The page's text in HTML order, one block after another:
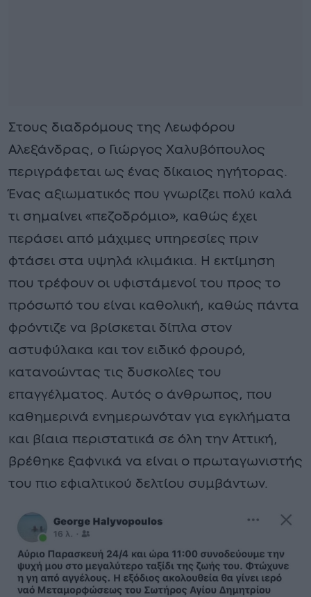
Στους διαδρόμους της Λεωφόρου
Αλεξάνδρας, ο Γιώργος Χαλυβόπουλος
περιγράφεται ως ένας δίκαιος ηγήτορας.
Ένας αξιωματικός που γνωρίζει πολύ καλά
τι σημαίνει «πεζοδρόμιο», καθώς έχει
περάσει από μάχιμες υπηρεσίες πριν
φτάσει στα υψηλά κλιμάκια. Η εκτίμηση
που τρέφουν οι υφιστάμενοί του προς το
πρόσωπό του είναι καθολική, καθώς πάντα
φρόντιζε να βρίσκεται δίπλα στον
αστυφύλακα και τον ειδικό φρουρό,
κατανοώντας τις δυσκολίες του
επαγγέλματος. Αυτός ο άνθρωπος, που
καθημερινά ενημερωνόταν για εγκλήματα
και βίαια περιστατικά σε όλη την Αττική,
βρέθηκε ξαφνικά να είναι ο πρωταγωνιστής
του πιο εφιαλτικού δελτίου συμβάντων.